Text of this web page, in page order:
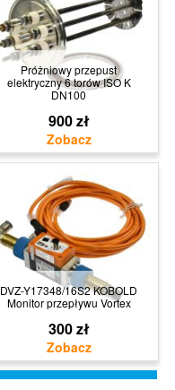
Próżniowy przepust
elektryczny 6 torów ISO K
DN100
900 zł
DVZ-Y17348/16S2 KOBOLD
Monitor przepływu Vortex
300 zł